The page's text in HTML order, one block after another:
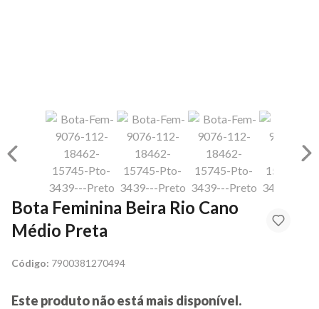
Bota Feminina Beira Rio Cano
Médio Preta
Código: 7900381270494
Este produto não está mais disponível.